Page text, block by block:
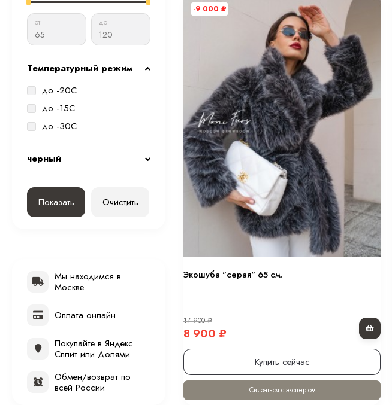
-9 000 ₽
Экошуба "серая" 65 см.
17 900₽
8 900 ₽
Купить сейчас
Связаться с экспертом
от до
Температурный режим
до -20С
до -15С
до -30С
черный
Показать Очистить
Мы находимся в
Москве
Оплата онлайн
Покупайте в Яндекс
Сплит или Долями
Обмен/возврат по
всей России